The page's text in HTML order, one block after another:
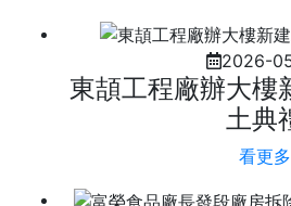
2026-
東頡工程廠辦大樓
土典
看更多